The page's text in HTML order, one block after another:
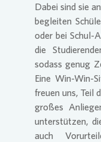
Dabei sind sie
begleiten
oder bei Schul-
die
sodass genug
Eine Win-Win-
freuen uns, Teil
großes
unterstützen,
auch